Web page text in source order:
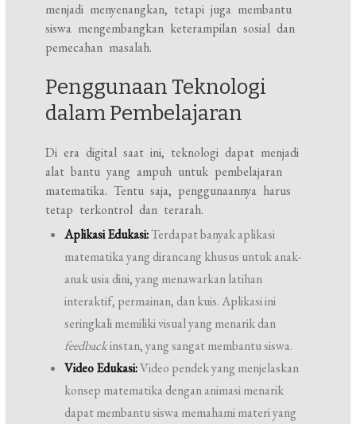
menjadi menyenangkan, tetapi juga membantu
siswa mengembangkan keterampilan sosial dan
pemecahan masalah.
Penggunaan Teknologi
dalam Pembelajaran
Di era digital saat ini, teknologi dapat menjadi
alat bantu yang ampuh untuk pembelajaran
matematika. Tentu saja, penggunaannya harus
tetap terkontrol dan terarah.
Aplikasi Edukasi:Terdapat banyak aplikasi
matematika yang dirancang khusus untuk anak-
anak usia dini, yang menawarkan latihan
interaktif, permainan, dan kuis. Aplikasi ini
seringkali memiliki visual yang menarik dan
feedbackinstan, yang sangat membantu siswa.
Video Edukasi:Video pendek yang menjelaskan
konsep matematika dengan animasi menarik
dapat membantu siswa memahami materi yang